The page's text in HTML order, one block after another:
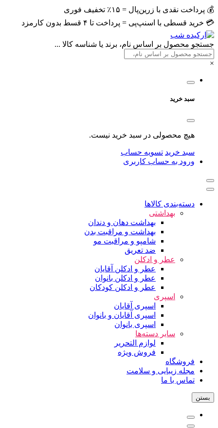
💰 پرداخت نقدی با زرین‌پال = ۱۵٪ تخفیف فوری
💳 خرید قسطی با اسنپ‌پی = پرداخت تا ۴ قسط بدون کارمزد
جستجو محصول بر اساس نام، برند یا شناسه کالا ...
×
سبد خرید
هیچ محصولی در سبد خرید نیست.
سبد خرید تسویه حساب
ورود به حساب کاربری
دسته‌بندی کالاها
بهداشتی
بهداشت دهان و دندان
بهداشت و مراقبت بدن
شامپو و مراقبت مو
ضد تعریق
عطر و ادکلن
عطر و ادکلن آقایان
عطر و ادکلن بانوان
عطر و ادکلن کودکان
اسپری
اسپری آقایان
اسپری آقایان و بانوان
اسپری بانوان
سایر دسته‌ها
لوازم التحریر
فروش ویژه
فروشگاه
مجله زیبایی و سلامت
تماس با ما
بستن